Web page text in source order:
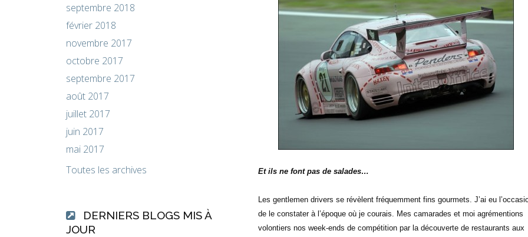
septembre 2018
février 2018
novembre 2017
octobre 2017
septembre 2017
août 2017
juillet 2017
juin 2017
mai 2017
Toutes les archives
DERNIERS BLOGS MIS À
JOUR
Et ils ne font pas de salades…
Les gentlemen drivers se révèlent fréquemment fins gourmets. J’ai eu
de le constater à l’époque où je courais. Mes camarades et moi agrémentions
volontiers nos week-ends de compétition par la découverte de restaurants aux